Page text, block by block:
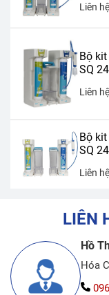
Liên hệ
Bộ
SQ
Liên hệ
Bộ
SQ
Liên hệ
LIÊN
Hồ
Hóa